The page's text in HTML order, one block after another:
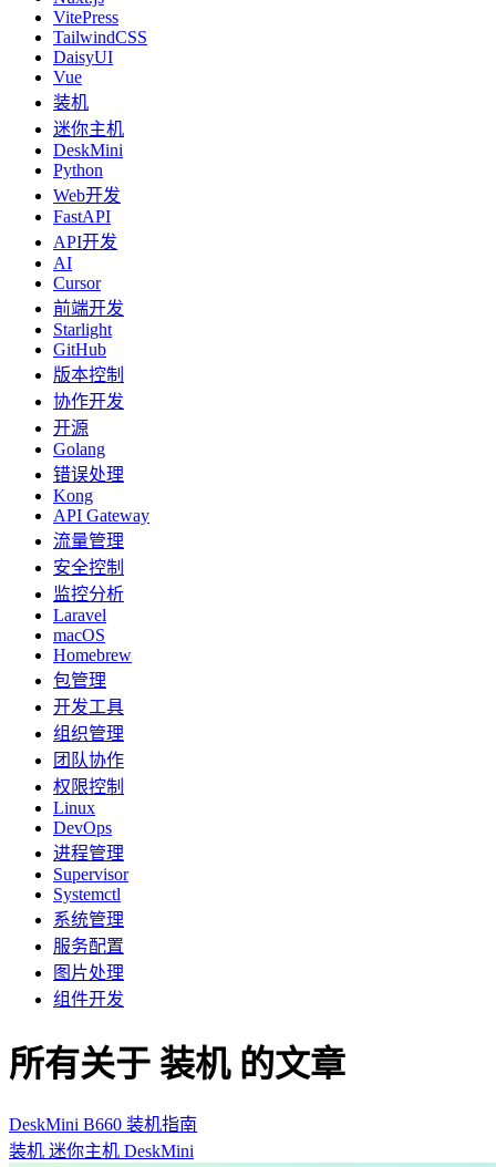
VitePress
TailwindCSS
DaisyUI
Vue
装机
迷你主机
DeskMini
Python
Web开发
FastAPI
API开发
AI
Cursor
前端开发
Starlight
GitHub
版本控制
协作开发
开源
Golang
错误处理
Kong
API Gateway
流量管理
安全控制
监控分析
Laravel
macOS
Homebrew
包管理
开发工具
组织管理
团队协作
权限控制
Linux
DevOps
进程管理
Supervisor
Systemctl
系统管理
服务配置
图片处理
组件开发
所有关于 装机 的文章
DeskMini B660 装机指南
装机 迷你主机 DeskMini